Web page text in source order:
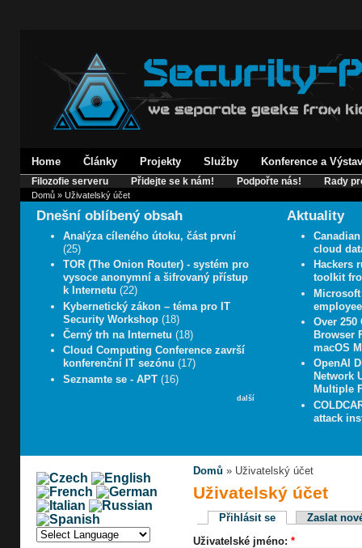
Home Články Projekty Služby Konference a
Filozofie serveru Přidejte se k nám! Podpořte nás! Rady
Domů» Uživatelský účet
Dnešní oblíbený obsah
Analýza cíleného útoku, část první
(25)
TOR (The Onion Router) - systém pro
vysoce anonymní a šifrovaný přístup
k Internetu (22)
Kybernetický zákon – téma pro IT
Security Workshop (18)
Černý trh na Internetu (18)
Cloud Computing Conference završí
konferenční IT sezónu (17)
Seznamte se - APT (16)
další
Aktuality
cloud
Hackers
toolkit
Over 250
Browser
macOS
OpenAI
Network
Multiple
attack
Domů » Uživatelský účet
Uživatelský účet
Přihlásit se
Zaslat
Uživatelské jméno: *